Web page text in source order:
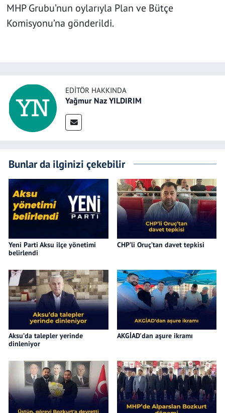
MHP Grubu’nun oylarıyla Plan ve Bütçe
Komisyonu’na gönderildi.
EDITÖR HAKKINDA
Yağmur Naz YILDIRIM
Bunlar da ilginizi çekebilir
Yeni Parti Aksu ilçe yönetimi
belirlendi
CHP’li Oruç’tan davet tepkisi
Aksu’da talepler yerinde
dinleniyor
AKGİAD'dan aşure ikramı